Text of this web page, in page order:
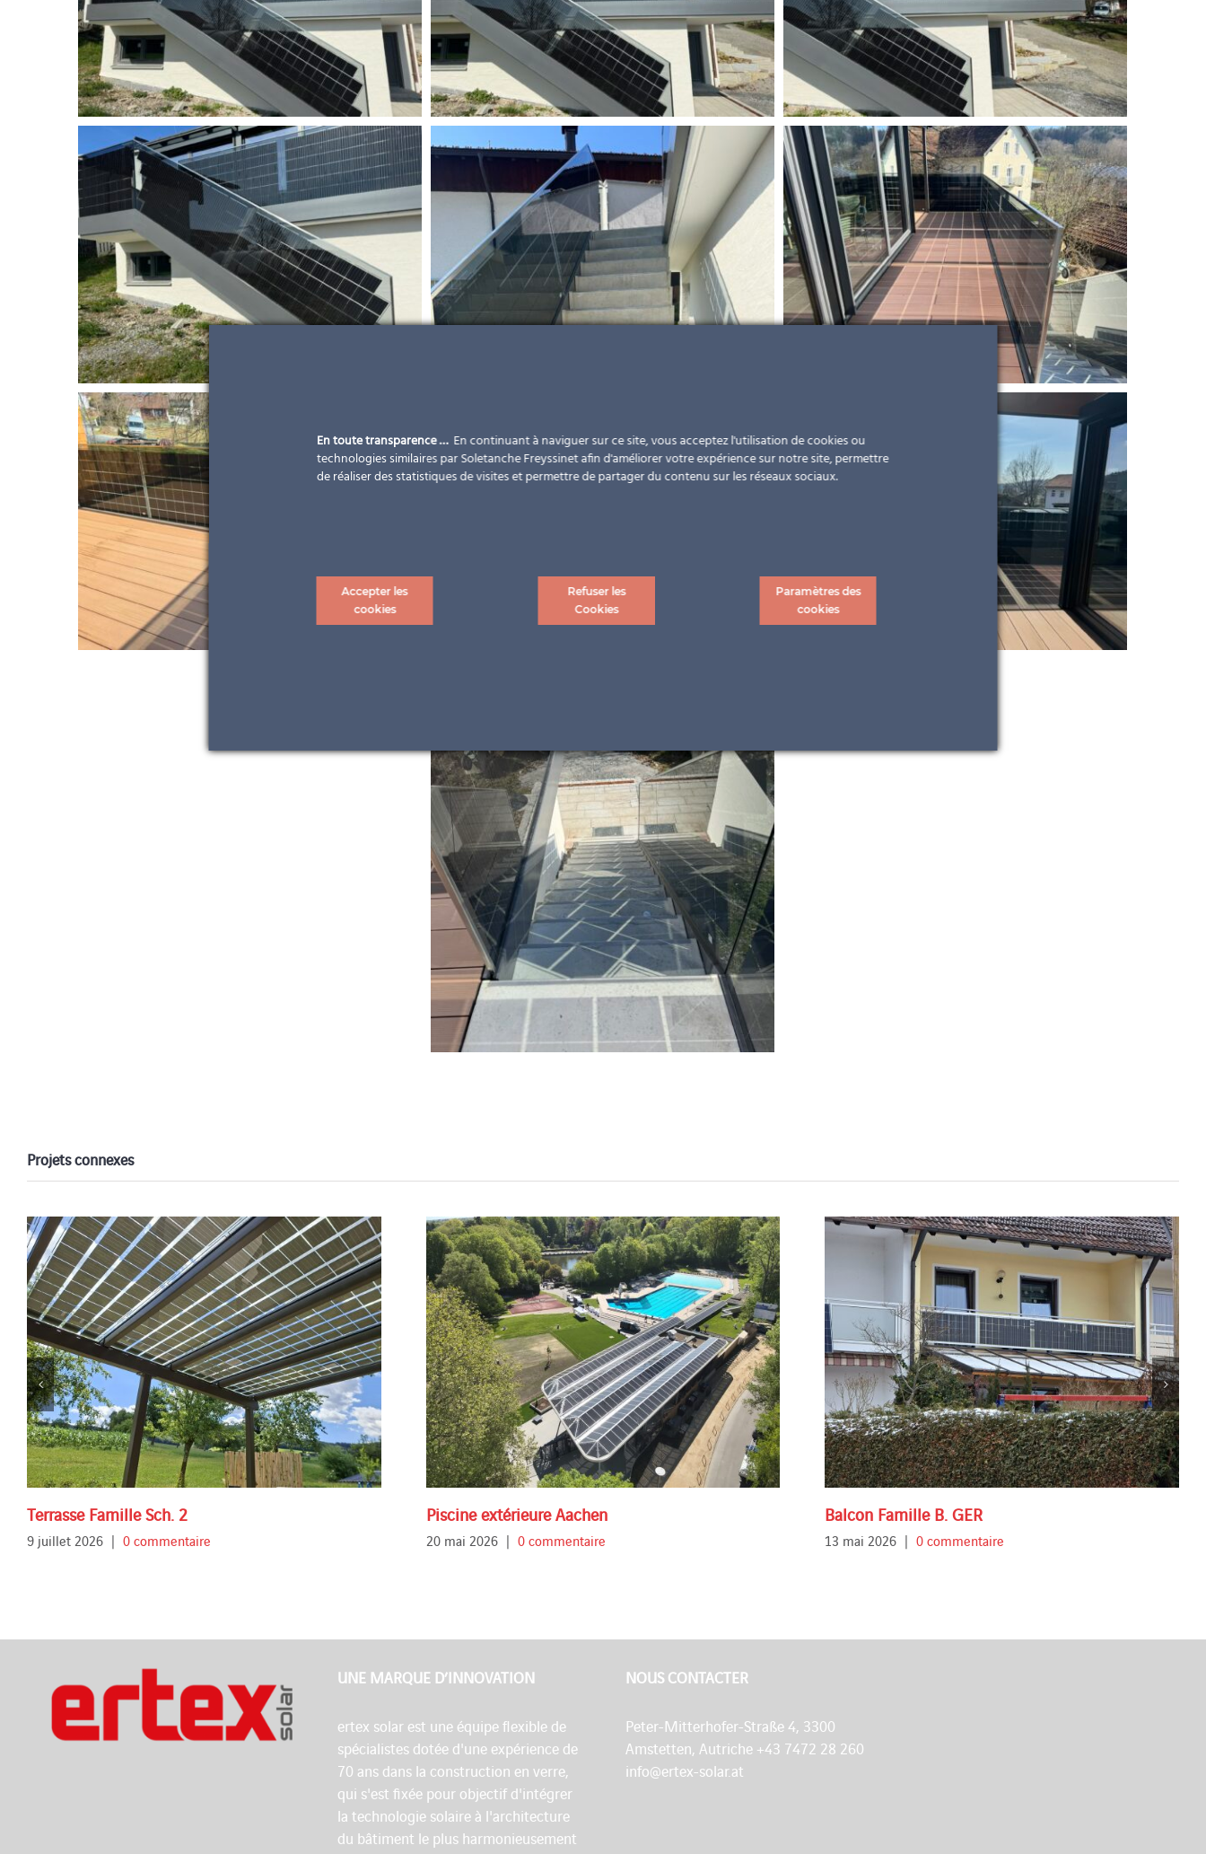
Projets connexes
Terrasse Famille Sch. 2
9 juillet 2026 | 0 commentaire
Piscine extérieure Aachen
20 mai 2026 | 0 commentaire
Balcon Famille B. GER
13 mai 2026 | 0 commentaire
UNE MARQUE D’INNOVATION
ertex solar est une équipe flexible de
spécialistes dotée d'une expérience de
70 ans dans la construction en verre,
qui s'est fixée pour objectif d'intégrer
la technologie solaire à l'architecture
du bâtiment le plus harmonieusement
NOUS CONTACTER
Peter-Mitterhofer-Straße 4, 3300
Amstetten, Autriche +43 7472 28 260
info@ertex-solar.at
En toute transparence … En continuant à naviguer sur ce site, vous acceptez l'utilisation de cookies ou
technologies similaires par Soletanche Freyssinet afin d'améliorer votre expérience sur notre site, permettre
de réaliser des statistiques de visites et permettre de partager du contenu sur les réseaux sociaux.
Accepter les
cookies
Refuser les
Cookies
Paramètres des
cookies